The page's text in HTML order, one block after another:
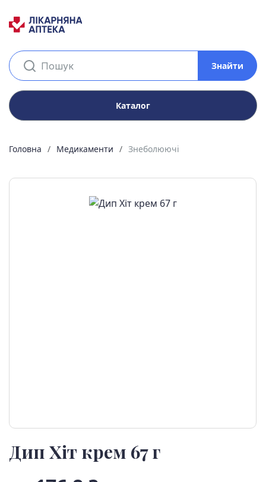
Каталог
Знайти
Головна Медикаменти Знеболюючі
Дип Хіт крем 67 г